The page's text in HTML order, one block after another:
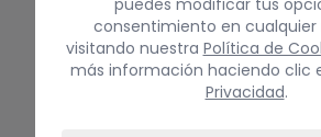
consentimiento en
visitando nuestra Política de
más información haciendo clic
Privacidad.